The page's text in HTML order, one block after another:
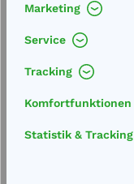
Technische Daten
Marketing
Service
Tracking
Komfortfunktionen
Statistik & Tracking